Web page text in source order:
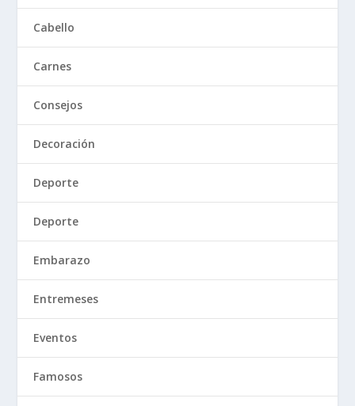
Cabello
Carnes
Consejos
Decoración
Deporte
Deporte
Embarazo
Entremeses
Eventos
Famosos